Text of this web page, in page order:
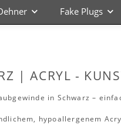
Fake Plugs
| ACRYL -
in Schwarz –
hypoallergenem